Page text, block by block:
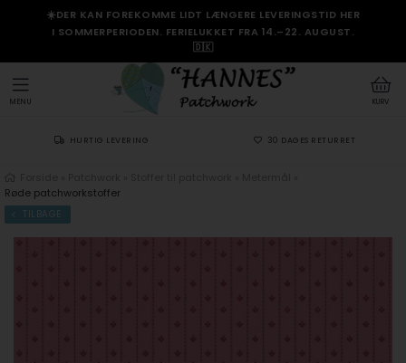
☀️DER KAN FOREKOMME LIDT LÆNGERE LEVERINGSTID HER
I SOMMERPERIODEN. FERIELUKKET FRA 14.–22. AUGUST.
🇩🇰
KURV
MENU
HURTIG LEVERING 30 DAGES RETURRET
Røde patchworkstoffer
TILBAGE